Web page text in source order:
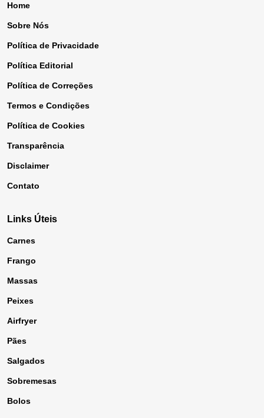
Home
Sobre Nós
Política de Privacidade
Política Editorial
Política de Correções
Termos e Condições
Política de Cookies
Transparência
Disclaimer
Contato
Links Úteis
Carnes
Frango
Massas
Peixes
Airfryer
Pães
Salgados
Sobremesas
Bolos